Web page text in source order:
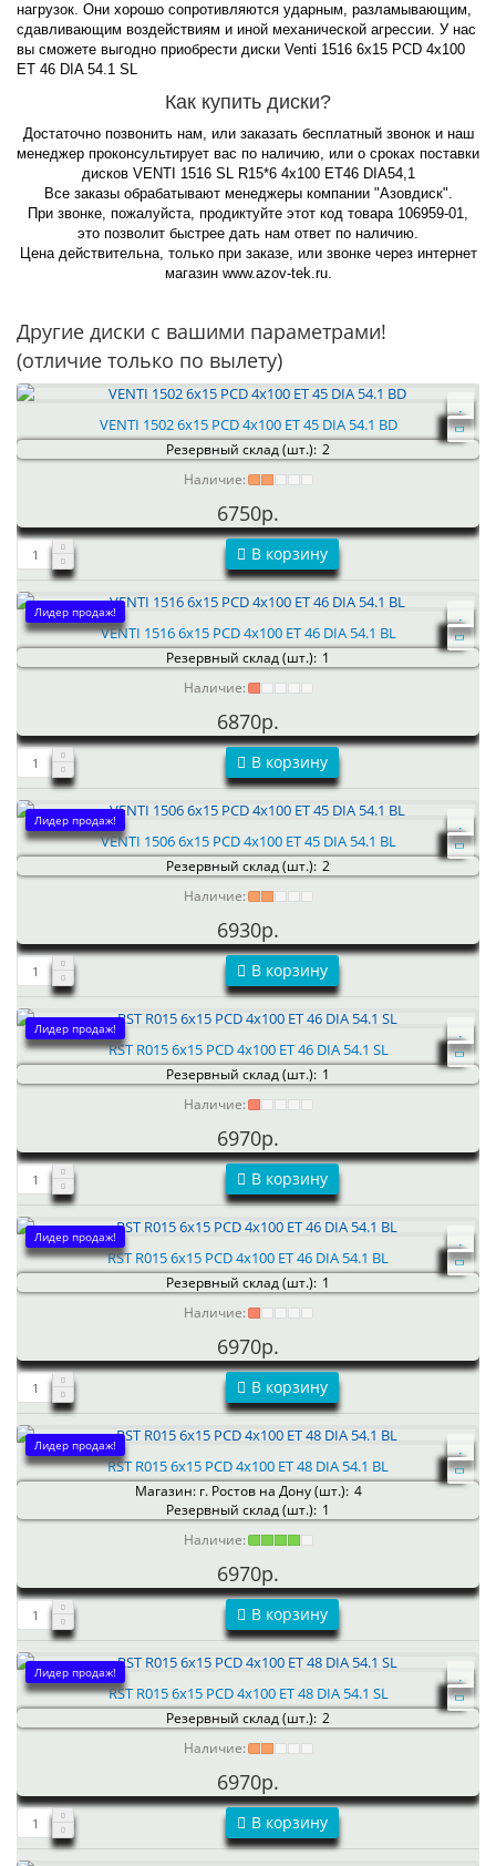
нагрузок. Они хорошо сопротивляются ударным, разламывающим,
сдавливающим воздействиям и иной механической агрессии. У нас
вы сможете выгодно приобрести диски Venti 1516 6x15 PCD 4x100
ET 46 DIA 54.1 SL
Как купить диски?
Достаточно позвонить нам, или заказать бесплатный звонок и наш
менеджер проконсультирует вас по наличию, или о сроках поставки
дисков VENTI 1516 SL R15*6 4x100 ET46 DIA54,1
Все заказы обрабатывают менеджеры компании "Азовдиск".
При звонке, пожалуйста, продиктуйте этот код товара 106959-01,
это позволит быстрее дать нам ответ по наличию.
Цена действительна, только при заказе, или звонке через интернет
магазин www.azov-tek.ru.
Другие диски с вашими параметрами!
(отличие только по вылету)
VENTI 1502 6x15 PCD 4x100 ET 45 DIA 54.1 BD
Резервный склад (шт.): 2
Наличие:
6750р.
В корзину
Лидер продаж!
VENTI 1516 6x15 PCD 4x100 ET 46 DIA 54.1 BL
Резервный склад (шт.): 1
Наличие:
6870р.
В корзину
Лидер продаж!
VENTI 1506 6x15 PCD 4x100 ET 45 DIA 54.1 BL
Резервный склад (шт.): 2
Наличие:
6930р.
В корзину
Лидер продаж!
RST R015 6x15 PCD 4x100 ET 46 DIA 54.1 SL
Резервный склад (шт.): 1
Наличие:
6970р.
В корзину
Лидер продаж!
RST R015 6x15 PCD 4x100 ET 46 DIA 54.1 BL
Резервный склад (шт.): 1
Наличие:
6970р.
В корзину
Лидер продаж!
RST R015 6x15 PCD 4x100 ET 48 DIA 54.1 BL
Магазин: г. Ростов на Дону (шт.): 4
Резервный склад (шт.): 1
Наличие:
6970р.
В корзину
Лидер продаж!
RST R015 6x15 PCD 4x100 ET 48 DIA 54.1 SL
Резервный склад (шт.): 2
Наличие:
6970р.
В корзину